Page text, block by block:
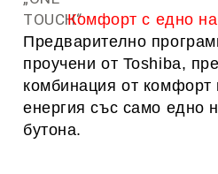
Комфорт с едно
Предварително
проучени от Toshiba,
комбинация от комфорт
енергия със само едно
бутона.